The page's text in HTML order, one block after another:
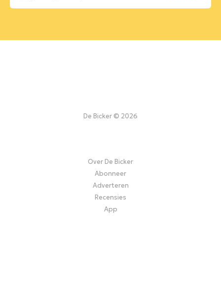
De Bicker © 2026
Over De Bicker
Abonneer
Adverteren
Recensies
App